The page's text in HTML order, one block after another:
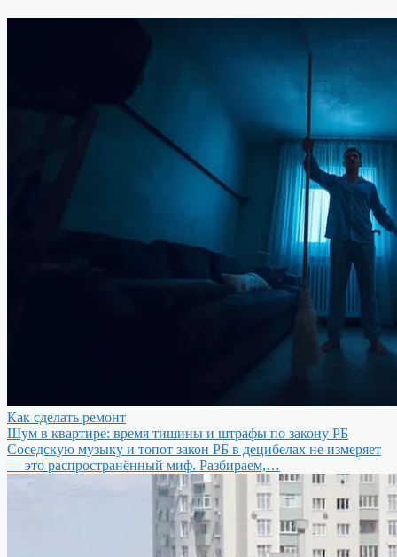
Как сделать ремонт
Шум в квартире: время тишины и штрафы по закону РБ
Соседскую музыку и топот закон РБ в децибелах не измеряет
— это распространённый миф. Разбираем,…